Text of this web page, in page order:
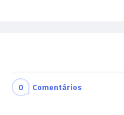
0 Comentários